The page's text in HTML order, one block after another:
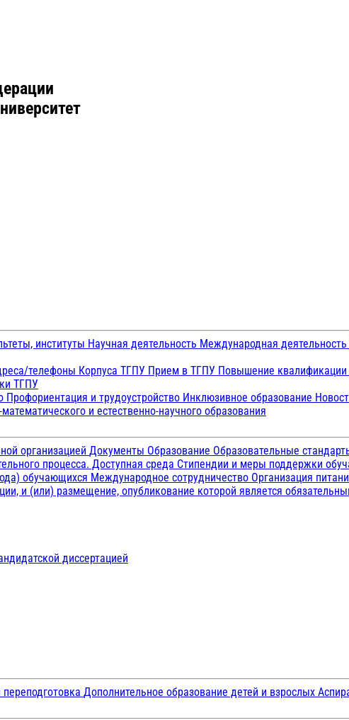
институты Научная деятельность Международная деятельность
телефоны Корпуса ТГПУ Прием в ТГПУ Повышение квалификации
ТГПУ
Профориентация и трудоустройство Инклюзивное образование
и естественно-научного образования
организацией Документы Образование Образовательные
процесса. Доступная среда Стипендии и меры поддержки
обучающихся Международное сотрудничество Организация
и (или) размещение, опубликование которой является
диссертацией
Дополнительное образование детей и взрослых